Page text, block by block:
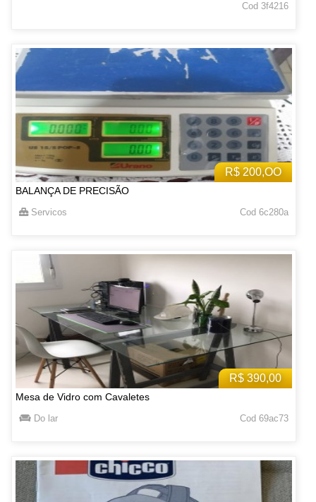
Cod 3f4216
R$ 200,OO
BALANÇA DE PRECISÃO
Servicos Cod 6c280a
R$ 390,00
Mesa de Vidro com Cavaletes
Do lar Cod 69ac73